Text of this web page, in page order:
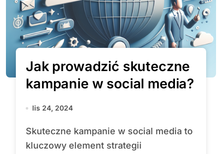
Jak prowadzić skuteczne
kampanie w social media?
lis 24, 2024
Skuteczne kampanie w social media to
kluczowy element strategii